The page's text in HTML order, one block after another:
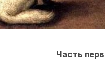
Часть